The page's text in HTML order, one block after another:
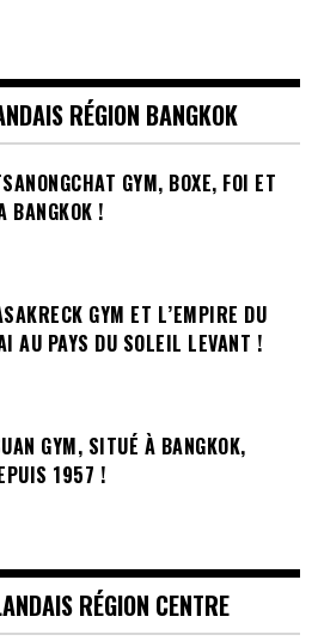
RÉGION BANGKOK
GYM, BOXE, FOI ET
BANGKOK !
GYM ET L’EMPIRE DU
AU PAYS DU SOLEIL LEVANT !
GYM, SITUÉ À BANGKOK,
1957 !
RÉGION CENTRE